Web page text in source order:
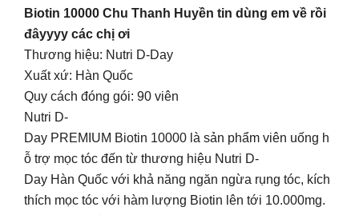
Biotin 10000 Chu Thanh Huyền tin dùng em về rồi
đâyyyy các chị ơi
Thương hiệu: Nutri D-Day
Xuất xứ: Hàn Quốc
Quy cách đóng gói: 90 viên
Nutri D-
Day PREMIUM Biotin 10000 là sản phẩm viên uống h
ỗ trợ mọc tóc đến từ thương hiệu Nutri D-
Day Hàn Quốc với khả năng ngăn ngừa rụng tóc, kích
thích mọc tóc với hàm lượng Biotin lên tới 10.000mg.